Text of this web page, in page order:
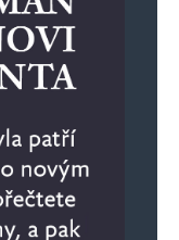
Slovensku
čo veľa
nick je
Odpovědět